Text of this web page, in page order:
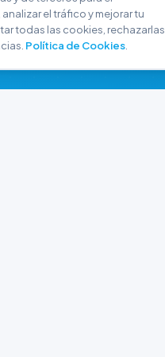
el tráfico y mejorar tu
todas las cookies, rechazarlas
Política de Cookies.